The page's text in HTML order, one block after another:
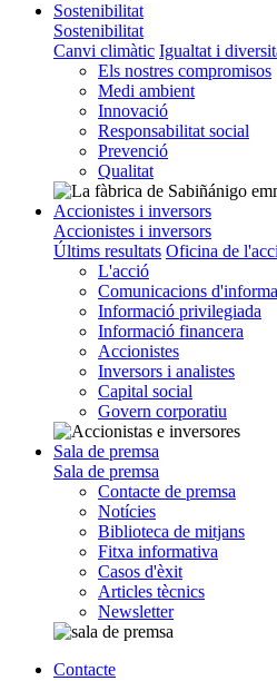
Sostenibilitat
Sostenibilitat
Canvi climàtic Igualtat i
Els nostres compromisos
Medi ambient
Innovació
Responsabilitat social
Prevenció
Qualitat
Accionistes i inversors
Accionistes i inversors
Últims resultats Oficina de
L'acció
Comunicacions
Informació privilegiada
Informació financera
Accionistes
Inversors i analistes
Capital social
Govern corporatiu
Sala de premsa
Sala de premsa
Contacte de premsa
Notícies
Biblioteca de mitjans
Fitxa informativa
Casos d'èxit
Articles tècnics
Newsletter
Contacte